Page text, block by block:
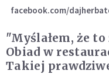
facebook.com/
"Myślałem, że to
Obiad w
Takiej